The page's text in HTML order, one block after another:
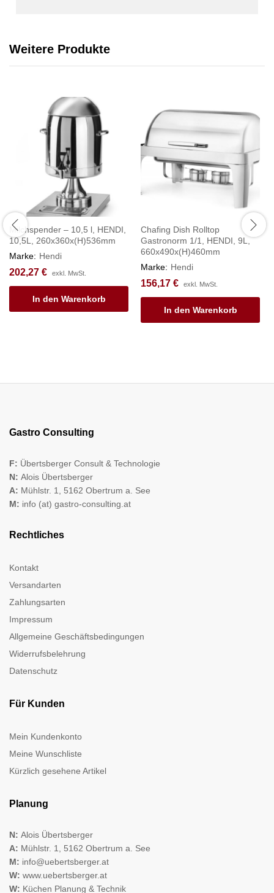
Weitere Produkte
Milchspender – 10,5 l, HENDI,
10,5L, 260x360x(H)536mm
Marke: Hendi
202,27 € exkl. MwSt.
In den Warenkorb
Chafing Dish Rolltop
Gastronorm 1/1, HENDI, 9L,
660x490x(H)460mm
Marke: Hendi
156,17 € exkl. MwSt.
In den Warenkorb
Gastro Consulting
F: Übertsberger Consult & Technologie
N: Alois Übertsberger
A: Mühlstr. 1, 5162 Obertrum a. See
M: info (at) gastro-consulting.at
Rechtliches
Kontakt
Versandarten
Zahlungsarten
Impressum
Allgemeine Geschäftsbedingungen
Widerrufsbelehrung
Datenschutz
Für Kunden
Mein Kundenkonto
Meine Wunschliste
Kürzlich gesehene Artikel
Planung
N: Alois Übertsberger
A: Mühlstr. 1, 5162 Obertrum a. See
M: info@uebertsberger.at
W: www.uebertsberger.at
W: Küchen Planung & Technik